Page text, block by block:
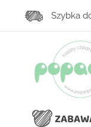
Szybka